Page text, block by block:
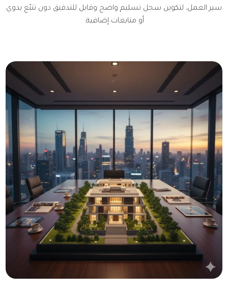
سير العمل، لتكوين سجل تسليم واضح وقابل للتدقيق دون تتبّع يدوي
أو متابعات إضافية.